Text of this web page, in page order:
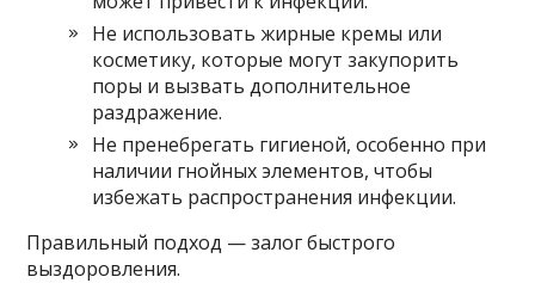
Не использовать жирные кремы или
косметику, которые могут закупорить
поры и вызвать дополнительное
раздражение.
Не пренебрегать гигиеной, особенно при
наличии гнойных элементов, чтобы
избежать распространения инфекции.
Правильный подход — залог быстрого
выздоровления.